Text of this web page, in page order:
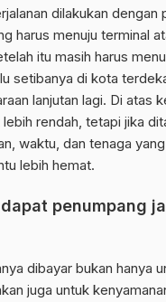
dilakukan dengan
harus menuju terminal
itu masih harus
setibanya di kota
lanjutan lagi. Di atas
rendah, tetapi jika
waktu, dan tenaga
lebih hemat.
penumpang
dibayar bukan hanya
juga untuk